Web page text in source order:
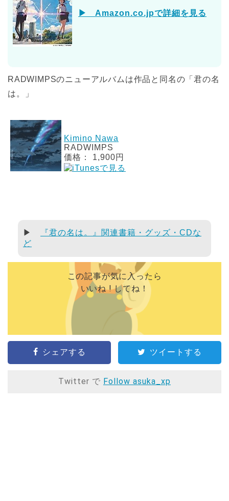
▶ Amazon.co.jpで詳細を見る
RADWIMPSのニューアルバムは作品と同名の「君の名
は。」
Kimino Nawa
RADWIMPS
価格： 1,900円
▶
『君の名は。』関連書籍・グッズ・CDな
ど
この記事が気に入ったら
いいね ! してね！
シェアする ツイートする
Twitter で Follow asuka_xp